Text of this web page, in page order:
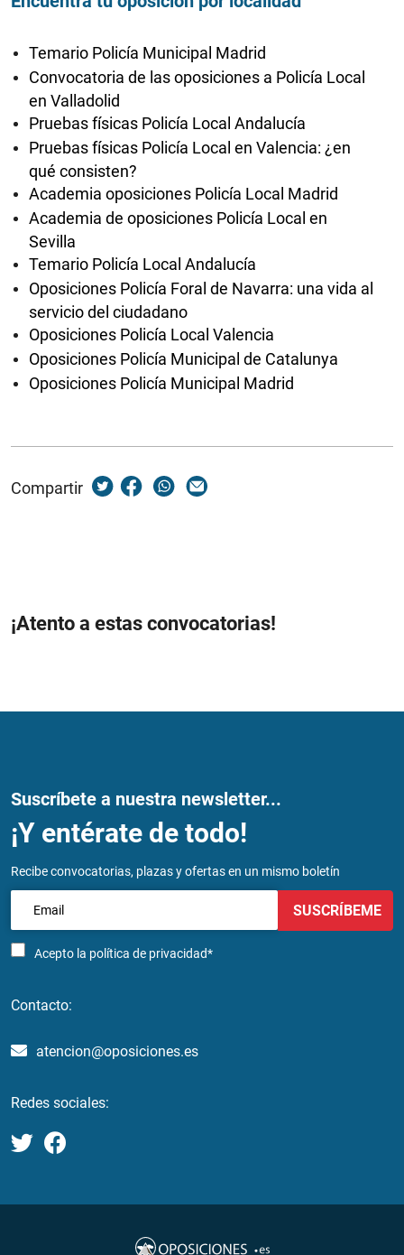
Temario Policía Municipal Madrid
Convocatoria de las oposiciones a Policía Local
en Valladolid
Pruebas físicas Policía Local Andalucía
Pruebas físicas Policía Local en Valencia: ¿en
qué consisten?
Academia oposiciones Policía Local Madrid
Academia de oposiciones Policía Local en
Sevilla
Temario Policía Local Andalucía
Oposiciones Policía Foral de Navarra: una vida al
servicio del ciudadano
Oposiciones Policía Local Valencia
Oposiciones Policía Municipal de Catalunya
Oposiciones Policía Municipal Madrid
Compartir
¡Atento a estas convocatorias!
Suscríbete a nuestra newsletter...
¡Y entérate de todo!
Recibe convocatorias, plazas y ofertas en un mismo boletín
Acepto la política de privacidad*
SUSCRÍBEME
Contacto:
atencion@oposiciones.es
Redes sociales: